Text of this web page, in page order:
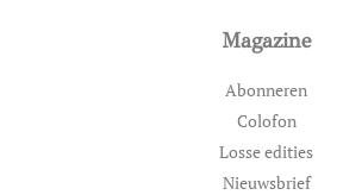
Magazine
Abonneren
Colofon
Losse edities
Nieuwsbrief